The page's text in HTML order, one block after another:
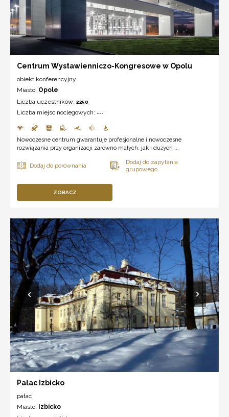
Centrum Wystawienniczo-Kongresowe w Opolu
obiekt konferencyjny
Miasto: Opole
Liczba uczestników: 2250
Liczba miejsc noclegowych: ---
Nowoczesne centrum gwarantuje profesjonalne i nowoczesne
rozwiązania przy organizacji zarówno małych, jak i dużych ...
ZOBACZ
Pałac Izbicko
pałac
Miasto: Izbicko